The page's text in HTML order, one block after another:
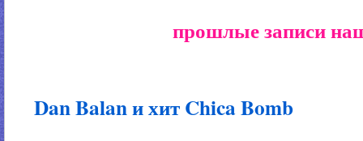
прошлые записи
Dan Balan и хит Chica Bomb